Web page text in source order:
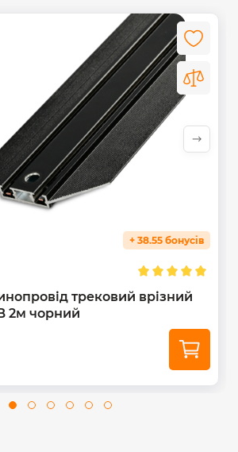
та підключення необхідно
живленні. Встановіть
(див. інструкцію). Перед першим
перевірити правильність
та підключення. Виріб можна
лише в мережі, яка відповідає
вимогам і стандартам якості,
і використовувати тільки у
та без потрапляння сонячних
Не дивіться прямо на світлодіодний
+ 38.55 бонусів
трековий врізний
2м чорний